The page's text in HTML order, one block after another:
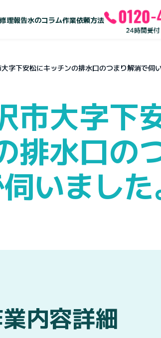
理報告水のコラム作業依頼方法
字下安松にキッチンの排水口のつまり解消で伺
市大字下
排水口の
いまし
内容詳細